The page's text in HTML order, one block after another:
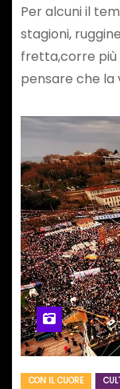
Per alcuni il
stagioni,
fretta,corre più
pensare che la
CON IL CUORE